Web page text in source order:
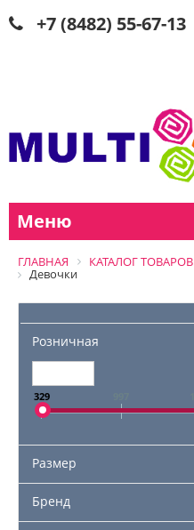
+7 (8482) 55-67-13
Меню
ГЛАВНАЯ КАТАЛОГ ТОВАРОВ
Девочки
Розничная
329
Размер
Бренд